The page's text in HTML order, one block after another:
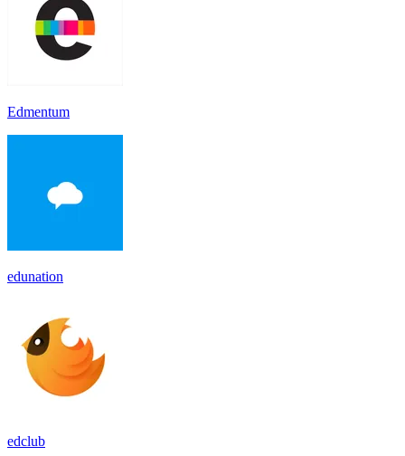
Edmentum
edunation
edclub